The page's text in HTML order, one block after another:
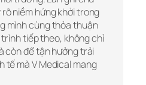
niềm hứng khởi trong
mình cùng thỏa thuận
tiếp theo, không chỉ
còn để tận hưởng trải
tế mà V Medical mang